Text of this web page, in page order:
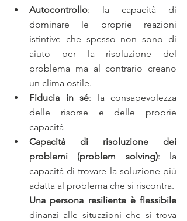
Autocontrollo: la capacità di
dominare le proprie reazioni
istintive che spesso non sono di
aiuto per la risoluzione del
problema ma al contrario creano
un clima ostile.
Fiducia in sé: la consapevolezza
delle risorse e delle proprie
capacità
Capacità di risoluzione dei
problemi (problem solving): la
capacità di trovare la soluzione più
adatta al problema che si riscontra.
Una persona resiliente è flessibile
dinanzi alle situazioni che si trova